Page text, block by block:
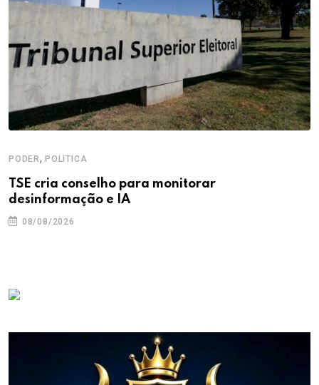
PODER, POLITICA
TSE cria conselho para monitorar
desinformação e IA
08/08/2026